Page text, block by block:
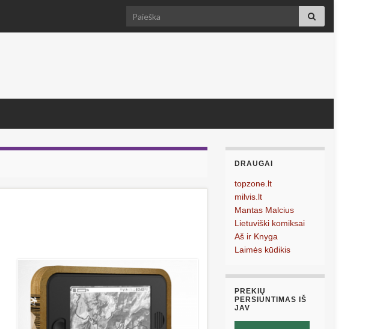
Search for:
DRAUGAI
topzone.lt
milvis.lt
Mantas Malcius
Lietuviški komiksai
Aš ir Knyga
Laimės kūdikis
PREKIŲ
PERSIUNTIMAS IŠ
JAV